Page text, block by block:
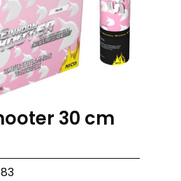
30 cm